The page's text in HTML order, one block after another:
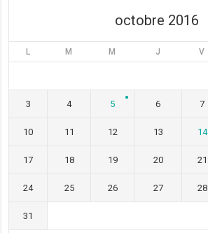
octobre 2016
L M M J V
3 4 5 6 7
10 11 12 13 14
17 18 19 20 21
24 25 26 27 28
31